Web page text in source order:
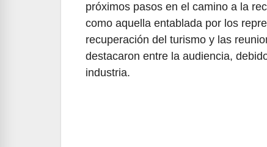
próximos pasos en el camino a la
como aquella entablada por los
recuperación del turismo y las
destacaron entre la audiencia,
industria.